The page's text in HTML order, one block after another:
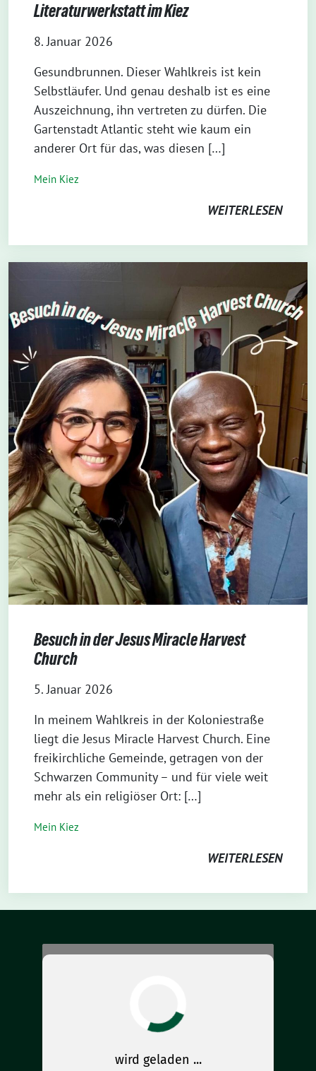
Literaturwerkstatt im Kiez
8. Januar 2026
Gesundbrunnen. Dieser Wahlkreis ist kein
Selbstläufer. Und genau deshalb ist es eine
Auszeichnung, ihn vertreten zu dürfen. Die
Gartenstadt Atlantic steht wie kaum ein
anderer Ort für das, was diesen […]
Mein Kiez
WEITERLESEN
Besuch in der Jesus Miracle Harvest
Church
5. Januar 2026
In meinem Wahlkreis in der Koloniestraße
liegt die Jesus Miracle Harvest Church. Eine
freikirchliche Gemeinde, getragen von der
Schwarzen Community – und für viele weit
mehr als ein religiöser Ort: […]
Mein Kiez
WEITERLESEN